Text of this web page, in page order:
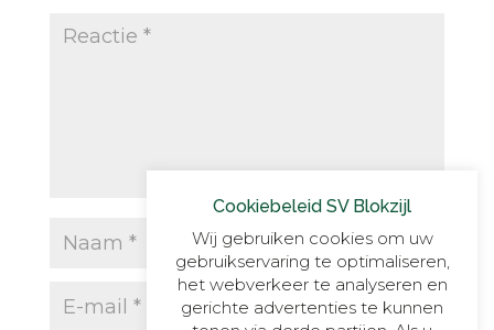
Cookiebeleid SV Blokzijl
Wij gebruiken cookies om uw
gebruikservaring te optimaliseren,
het webverkeer te analyseren en
gerichte advertenties te kunnen